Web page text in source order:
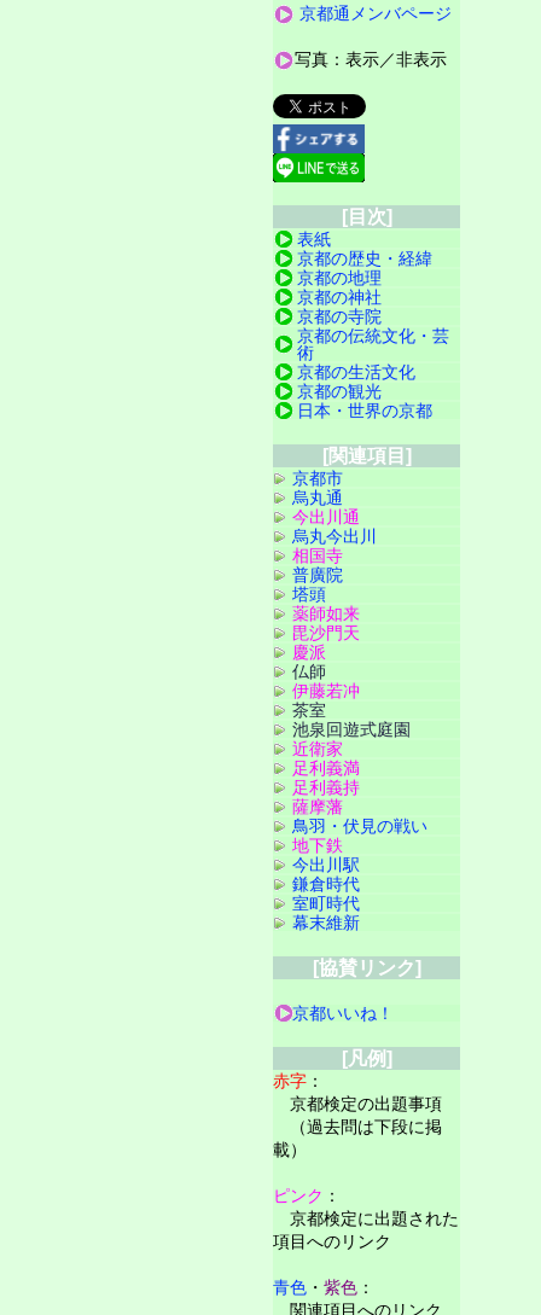
京都通メンバページ
写真：表示／非表示
[目次]
表紙
京都の歴史・経緯
京都の地理
京都の神社
京都の寺院
京都の伝統文化・芸
術
京都の生活文化
京都の観光
日本・世界の京都
[関連項目]
京都市
烏丸通
今出川通
烏丸今出川
相国寺
普廣院
塔頭
薬師如来
毘沙門天
慶派
仏師
伊藤若冲
茶室
池泉回遊式庭園
近衛家
足利義満
足利義持
薩摩藩
鳥羽・伏見の戦い
地下鉄
今出川駅
鎌倉時代
室町時代
幕末維新
[協賛リンク]
京都いいね！
[凡例]
赤字 ：
京都検定の出題事項
（過去問は下段に掲
載）
ピンク ：
京都検定に出題された
項目へのリンク
青色 ・ 紫色 ：
関連項目へのリンク